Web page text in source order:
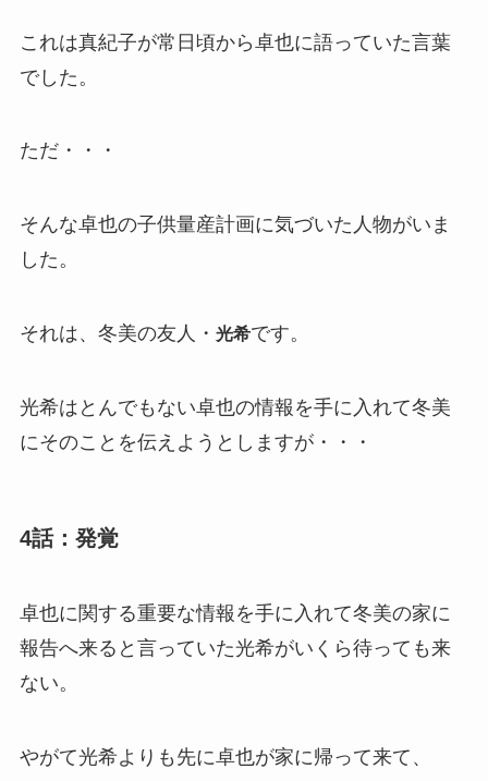
これは真紀子が常日頃から卓也に語っていた言葉
でした。
ただ・・・
そんな卓也の子供量産計画に気づいた人物がいま
した。
それは、冬美の友人・ 光希です。
光希はとんでもない卓也の情報を手に入れて冬美
にそのことを伝えようとしますが・・・
4話：発覚
卓也に関する重要な情報を手に入れて冬美の家に
報告へ来ると言っていた光希がいくら待っても来
ない。
やがて光希よりも先に卓也が家に帰って来て、